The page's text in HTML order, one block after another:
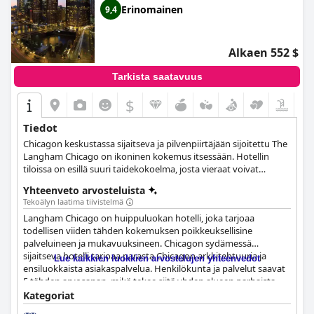
9,4 Erinomainen
Alkaen 552 $
Tarkista saatavuus
$
Tiedot
Chicagon keskustassa sijaitseva ja pilvenpiirtäjään sijoitettu The
Langham Chicago on ikoninen kokemus itsessään. Hotellin
tiloissa on esillä suuri taidekokoelma, josta vieraat voivat
on upeat näkymät kaupunkimaisemaan, Chicagojoelle ja
Michiganjärvelle, ja se on ihanteellinen matkailijoille, jotka
haluavat kokea Chicagon ylellisen puolen. Hotellin kätevä sijainti
lähellä suosittuja maamerkkejä sekä erinomaiset palvelut
ihastuttavista ruokailuvaihtoehdoista virkistäviin
kylpyläpalveluihin ja jopa lasten sviittiin ja elokuvasviittiin
tekevät tästä hotellista vieraiden suosikkihotellin.
Yhteenveto arvosteluista
Tekoälyn laatima tiivistelmä
Langham Chicago on huippuluokan hotelli, joka tarjoaa
todellisen viiden tähden kokemuksen poikkeuksellisine
palveluineen ja mukavuuksineen. Chicagon sydämessä
sijaitseva hotelli tarjoaa parasta Chicagon arkkitehtuuria ja
ensiluokkaista asiakaspalvelua. Henkilökunta ja palvelut saavat
5 tähden arvosanan, mikä tekee siitä yhden alueen parhaista
hotelleista. Perheet voivat nauttia fantastisesta majoituksesta
palveluilla, jotka saavat heidät tuntemaan itsensä
Lue kaikkien luokkien arvostelujen yhteenvedot
Kategoriat